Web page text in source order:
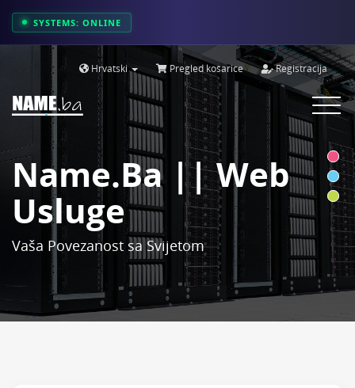
SYSTEMS: ONLINE
Hrvatski Pregled košarice Registracija
Toggle
Name.ba || Web
Usluge
Vaša Povezanost sa Svijetom